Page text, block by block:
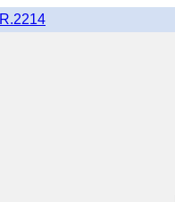
R.2214